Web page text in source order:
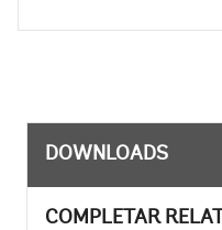
DOWNLOADS
COMPLETAR